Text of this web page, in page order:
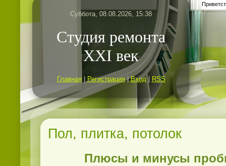
Суббота, 08.08.2026, 15:38
Студия ремонта
ХХI век
Главная Регистрация|Вход| RSS
Пол, плитка, потолок
Плюсы и минусы